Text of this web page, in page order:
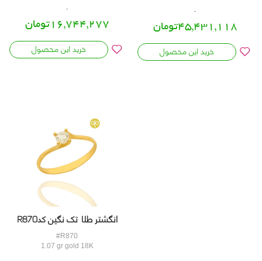
45,431,118تومان
خرید این محصول
16,744,277تومان
خرید این محصول
انگشتر طلا تک نگین کدR870
#R870
1.07 gr gold 18K